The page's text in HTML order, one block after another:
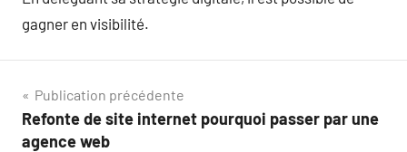
gagner en visibilité.
Navigation
de
Publication précédente
Refonte de site internet pourquoi passer par une
agence web